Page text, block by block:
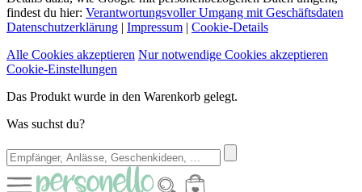
findest du hier: Verantwortungsvoller Umgang mit Geschäftsdaten
Datenschutzerklärung | Impressum | Cookie-Details
Alle Cookies akzeptieren Nur notwendige Cookies akzeptieren
Cookie-Einstellungen
Das Produkt wurde in den Warenkorb gelegt.
Was suchst du?